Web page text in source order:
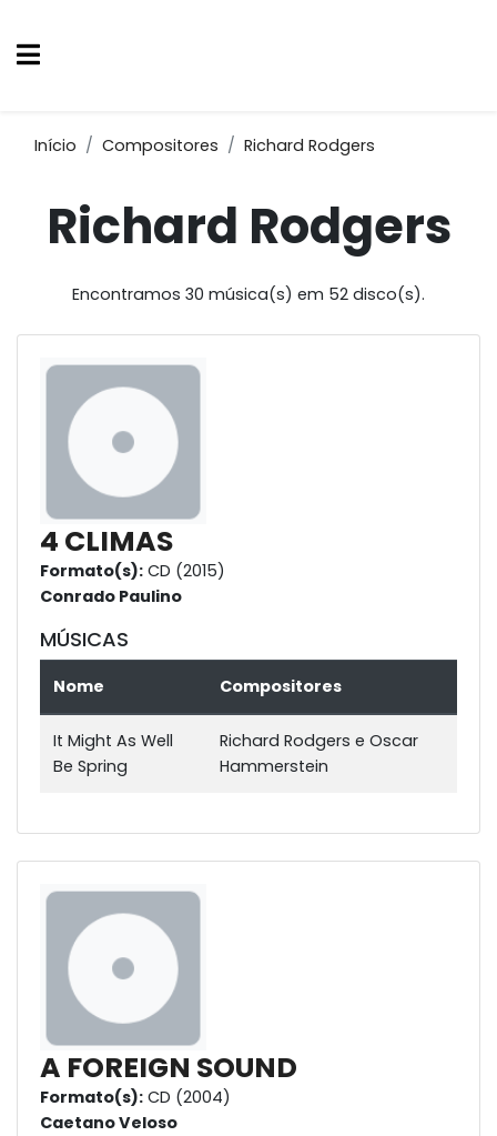
Início Compositores Richard Rodgers
Richard Rodgers
Encontramos 30 música(s) em 52 disco(s).
4 CLIMAS
Formato(s): CD (2015)
Conrado Paulino
MÚSICAS
Nome Compositores
It Might As Well
Be Spring
Richard Rodgers e Oscar
Hammerstein
A FOREIGN SOUND
Formato(s): CD (2004)
Caetano Veloso